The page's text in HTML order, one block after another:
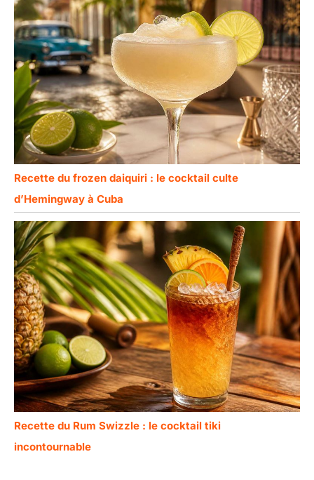
Recette du frozen daiquiri : le cocktail culte
d’Hemingway à Cuba
Recette du Rum Swizzle : le cocktail tiki
incontournable